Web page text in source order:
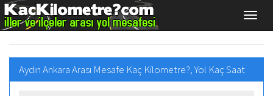
Aydın Ankara Arası Mesafe Kaç Kilometre?, Yol Kaç Saat